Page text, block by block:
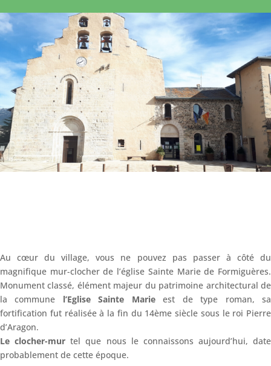
Au cœur du village, vous ne pouvez pas passer à côté du
magnifique mur-clocher de l’église Sainte Marie de Formiguères.
Monument classé, élément majeur du patrimoine architectural de
la commune l’Eglise Sainte Marieest de type roman, sa
fortification fut réalisée à la fin du 14ème siècle sous le roi Pierre
d’Aragon.
Le clocher-mur tel que nous le connaissons aujourd’hui, date
probablement de cette époque.